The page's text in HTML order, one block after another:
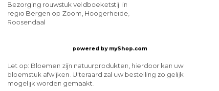
Bezorging rouwstuk veldboeketstijl in
regio Bergen op Zoom, Hoogerheide,
Roosendaal
powered by myShop.com
Let op: Bloemen zijn natuurprodukten, hierdoor kan uw
bloemstuk afwijken. Uiteraard zal uw bestelling zo gelijk
mogelijk worden gemaakt.